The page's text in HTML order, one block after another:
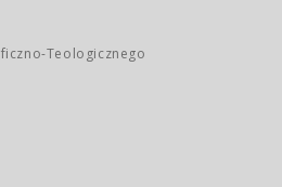
Teologicznego